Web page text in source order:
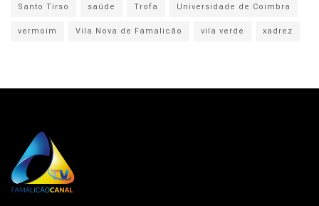
Santo Tirso
saúde Trofa
Universidade de Coimbra
vermoim
Vila Nova de Famalicão vila verde xadrez